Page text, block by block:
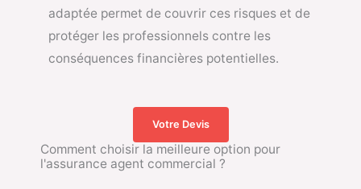
adaptée permet de couvrir ces risques et de
protéger les professionnels contre les
conséquences financières potentielles.
Votre Devis
Comment choisir la meilleure option pour
l'assurance agent commercial ?